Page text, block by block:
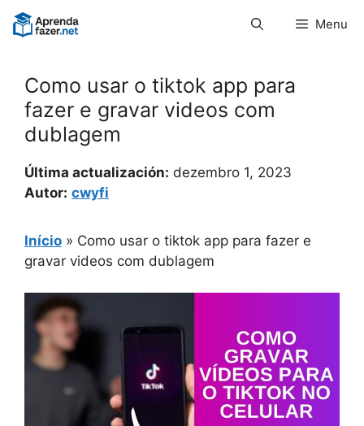
Pular
para
Menu
Como usar o tiktok app para
fazer e gravar videos com
dublagem
Última actualización: dezembro 1, 2023
Autor: cwyfi
Início » Como usar o tiktok app para fazer e
gravar videos com dublagem